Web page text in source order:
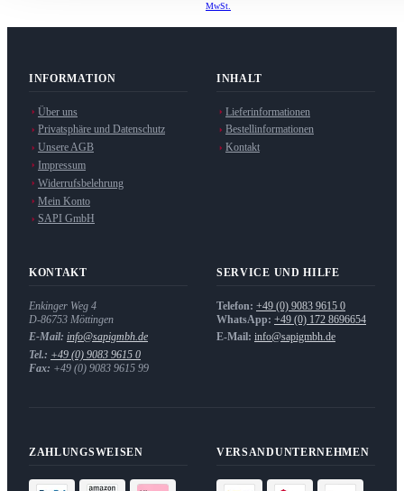
MwSt.
INFORMATION
Über uns
Privatsphäre und Datenschutz
Unsere AGB
Impressum
Widerrufsbelehrung
Mein Konto
SAPI GmbH
INHALT
Lieferinformationen
Bestellinformationen
Kontakt
KONTAKT
Enkinger Weg 4
D-86753 Möttingen
E-Mail: info@sapigmbh.de
Tel.: +49 (0) 9083 9615 0
Fax: +49 (0) 9083 9615 99
SERVICE UND HILFE
Telefon: +49 (0) 9083 9615 0
WhatsApp: +49 (0) 172 8696654
E-Mail: info@sapigmbh.de
ZAHLUNGSWEISEN VERSANDUNTERNEHMEN